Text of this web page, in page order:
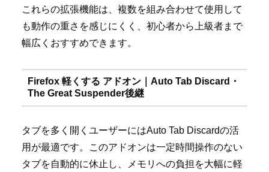
これらの拡張機能は、複数を組み合わせて使用して
も動作の重さを感じにくく、初心者から上級者まで
幅広くおすすめできます。
Firefox 軽くする アドオン｜Auto Tab Discard・
The Great Suspender後継
タブを多く開くユーザーにはAuto Tab Discardの活
用が最適です。このアドオンは一定時間操作のない
タブを自動的に休止し、メモリへの負担を大幅に軽